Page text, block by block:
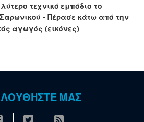
τεχνικό εμπόδιο το
- Πέρασε κάτω από την
αγωγός (εικόνες)
ΜΑΣ